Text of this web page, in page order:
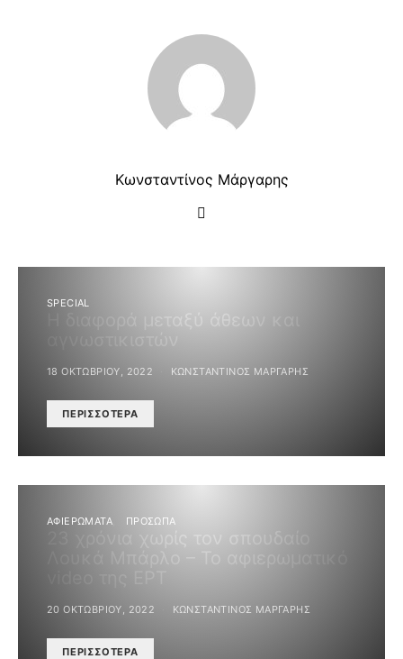
Κωνσταντίνος Μάργαρης
SPECIAL
Η διαφορά μεταξύ άθεων και
αγνωστικιστών
18 ΟΚΤΩΒΡΊΟΥ, 2022 ΚΩΝΣΤΑΝΤΊΝΟΣ ΜΆΡΓΑΡΗΣ
ΠΕΡΙΣΣΌΤΕΡΑ
ΑΦΙΕΡΩΜΑΤΑ ΠΡΟΣΩΠΑ
23 χρόνια χωρίς τον σπουδαίο
Λουκά Μπάρλο – Το αφιερωματικό
video της ΕΡΤ
20 ΟΚΤΩΒΡΊΟΥ, 2022 ΚΩΝΣΤΑΝΤΊΝΟΣ ΜΆΡΓΑΡΗΣ
ΠΕΡΙΣΣΌΤΕΡΑ